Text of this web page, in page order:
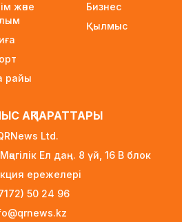
берді
УЕФА президенті
иегерлері 7 тамызда
холдингінің басшысына
арттыруды
және
райы
Бизнес
Қылмыс
АҚПАРАТТАРЫ
Ltd.
Ел даң. 8 үй, 16 B блок
ережелері
50 24 96